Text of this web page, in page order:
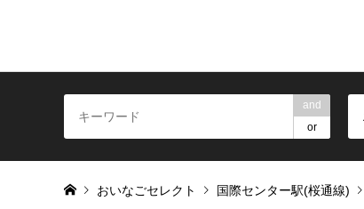
and
or
おいなごセレクト 国際センター駅(桜通線)